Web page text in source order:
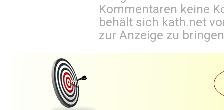
Kommentaren keine
behält sich kath.net
zur Anzeige zu